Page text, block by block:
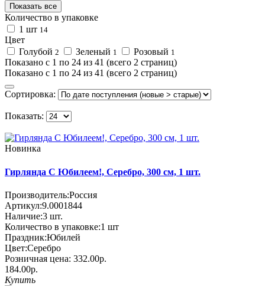
Показать все
Количество в упаковке
1 шт 14
Цвет
Голубой 2 Зеленый 1 Розовый 1
Показано с 1 по 24 из 41 (всего 2 страниц)
Показано с 1 по 24 из 41 (всего 2 страниц)
Сортировка:
Показать:
Новинка
Гирлянда С Юбилеем!, Серебро, 300 см, 1 шт.
Производитель:Россия
Артикул:9.0001844
Наличие:3 шт.
Количество в упаковке:1 шт
Праздник:Юбилей
Цвет:Серебро
Розничная цена: 332.00р.
184.00р.
Купить